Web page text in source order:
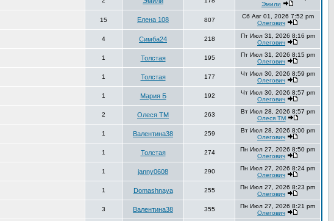
Эмили
15 Елена 108 807
Сб Авг 01, 2026 7:52 pm
Олегович
4 Симба24 218
Пт Июл 31, 2026 8:16 pm
Олегович
1 Толстая 195
Пт Июл 31, 2026 8:15 pm
Олегович
1 Толстая 177
Чт Июл 30, 2026 8:59 pm
Олегович
1 Мария Б 192
Чт Июл 30, 2026 8:57 pm
Олегович
2 Олеся ТМ 263
Вт Июл 28, 2026 8:57 pm
Олеся ТМ
1 Валентина38 259
Вт Июл 28, 2026 8:00 pm
Олегович
1 Толстая 274
Пн Июл 27, 2026 8:50 pm
Олегович
1 janny0608 290
Пн Июл 27, 2026 8:24 pm
Олегович
1 Domashnaya 255
Пн Июл 27, 2026 8:23 pm
Олегович
3 Валентина38 355
Пн Июл 27, 2026 8:21 pm
Олегович